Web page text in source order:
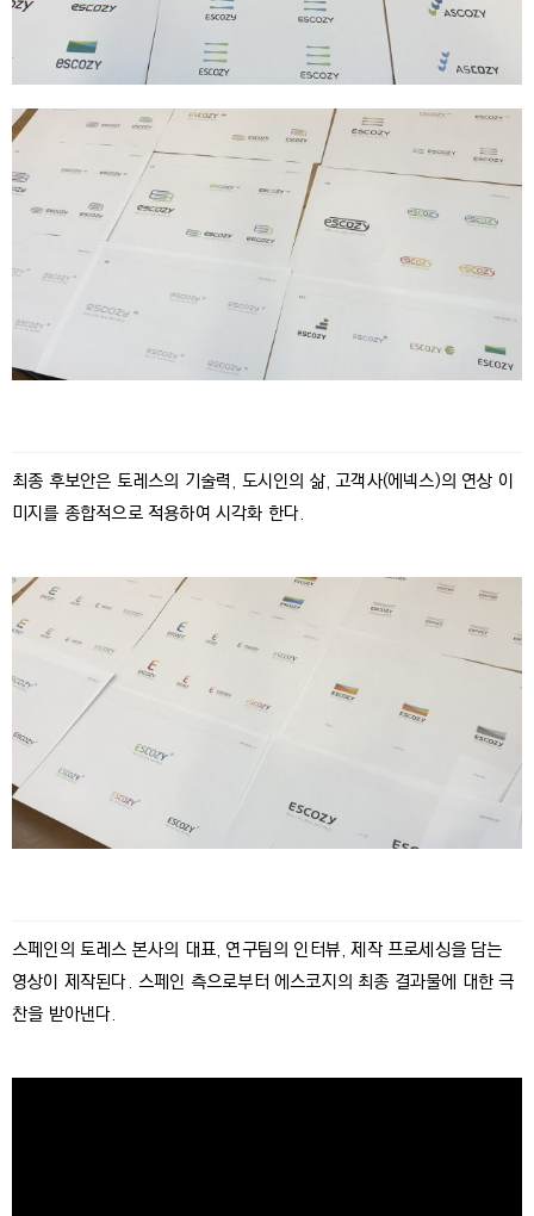
최종 후보안은 토레스의 기술력, 도시인의 삶, 고객사(에넥스)의 연상 이
미지를 종합적으로 적용하여 시각화 한다.
스페인의 토레스 본사의 대표, 연구팀의 인터뷰, 제작 프로세싱을 담는
영상이 제작된다. 스페인 측으로부터 에스코지의 최종 결과물에 대한 극
찬을 받아낸다.